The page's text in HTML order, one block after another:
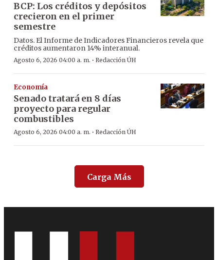
BCP: Los créditos y depósitos
crecieron en el primer
semestre
Datos. El Informe de Indicadores Financieros revela que
créditos aumentaron 14% interanual.
Agosto 6, 2026 04:00 a. m. · Redacción ÚH
Economía
Senado tratará en 8 días
proyecto para regular
combustibles
Agosto 6, 2026 04:00 a. m. · Redacción ÚH
Carga Más